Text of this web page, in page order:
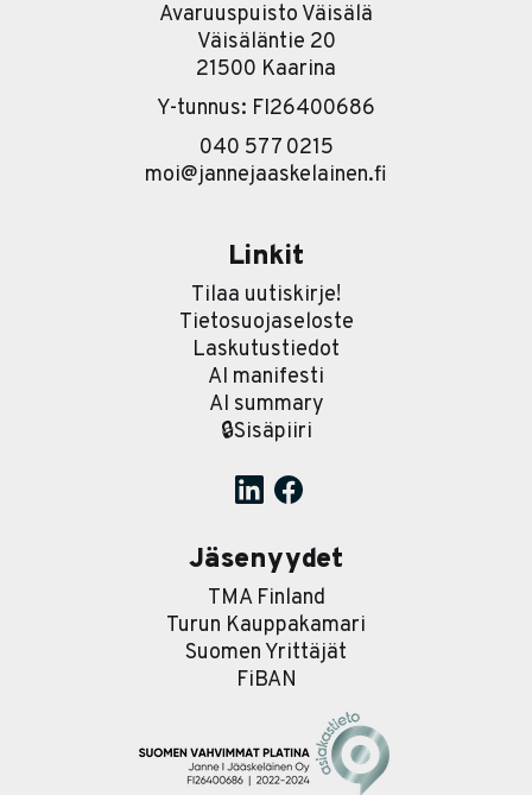
Avaruuspuisto Väisälä
Väisäläntie 20
21500 Kaarina
Y-tunnus: FI26400686
040 577 0215
moi@jannejaaskelainen.fi
Linkit
Tilaa uutiskirje!
Tietosuojaseloste
Laskutustiedot
AI manifesti
AI summary
🔒Sisäpiiri
Jäsenyydet
TMA Finland
Turun Kauppakamari
Suomen Yrittäjät
FiBAN